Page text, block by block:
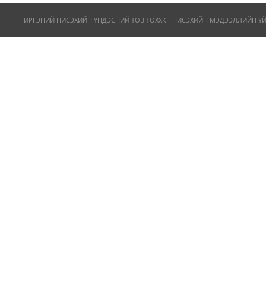
ИРГЭНИЙ НИСЭХИЙН ҮНДЭСНИЙ ТӨВ ТӨХХК - НИСЭХИЙН МЭДЭЭЛЛИЙН